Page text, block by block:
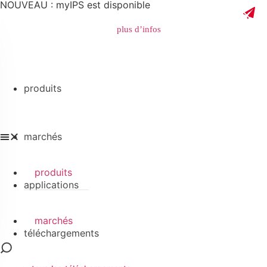
NOUVEAU : myIPS est disponible
plus d’infos
produits
marchés
applications
téléchargements
produits
marchés